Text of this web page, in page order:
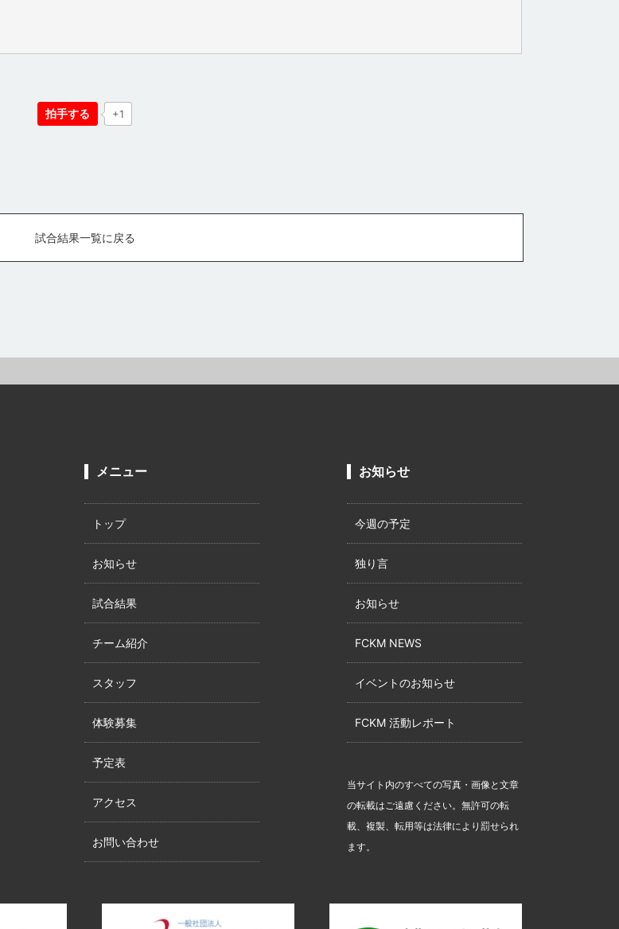
拍手する +1
試合結果一覧に戻る
メニュー
トップ
お知らせ
試合結果
チーム紹介
スタッフ
体験募集
予定表
アクセス
お問い合わせ
お知らせ
今週の予定
独り言
お知らせ
FCKM NEWS
イベントのお知らせ
FCKM 活動レポート
当サイト内のすべての写真・画像と文章
の転載はご遠慮ください。無許可の転
載、複製、転用等は法律により罰せられ
ます。